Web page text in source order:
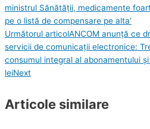
ministrul Sănătăţii, medicamente
pe o listă de compensare pe alta’
Următorul articolANCOM anunță ce
servicii de comunicaţii electronice:
consumul integral al abonamentului
leiNext
Articole similare